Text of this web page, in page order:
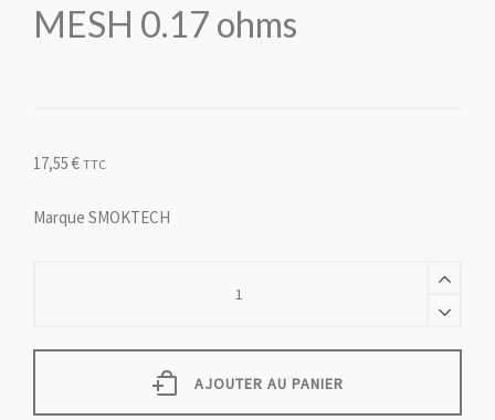
MESH 0.17 ohms
17,55 € TTC
Marque SMOKTECH
COBRA
MAX
AJOUTER AU PANIER